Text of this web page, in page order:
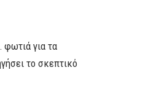
φωτιά για τα
το σκεπτικό